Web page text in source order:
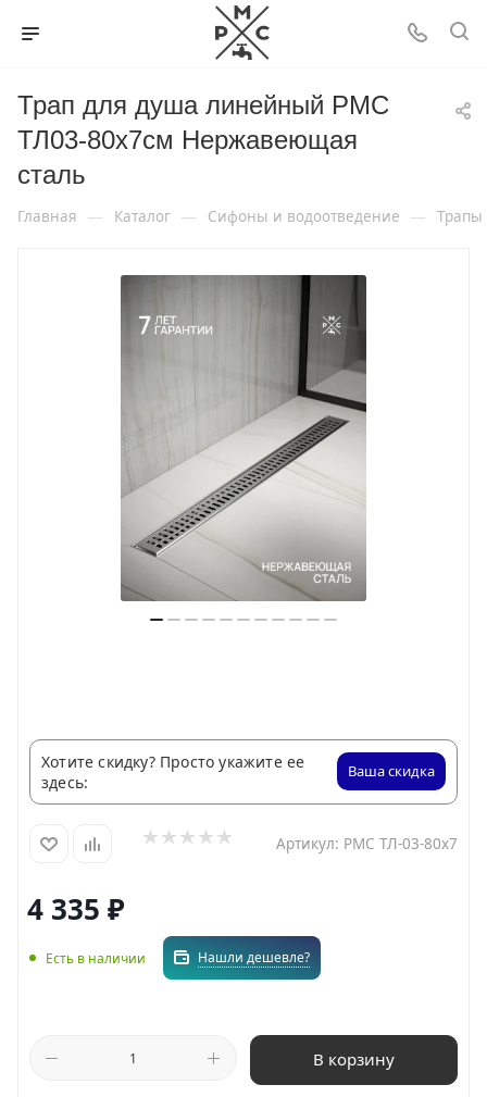
Трап для душа линейный РМС
ТЛ03-80х7см Нержавеющая
сталь
Главная — Каталог — Сифоны и водоотведение — Трапы
Хотите скидку? Просто укажите ее
здесь:
Ваша скидка
Артикул: РМС ТЛ-03-80х7
4 335 ₽
Есть в наличии Нашли дешевле?
В корзину